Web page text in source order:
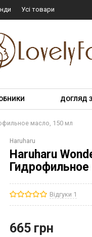
Усі товари
ДОГЛЯД
масло, 150 мл
Haruharu
Haruharu
Відгуки 1
665 грн